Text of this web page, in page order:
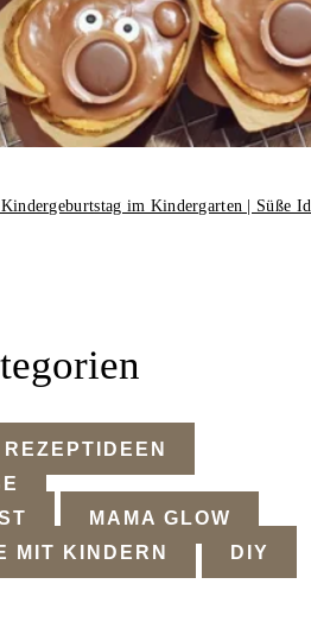
im Kindergarten | Süße
REZEPTIDEEN
MAMA GLOW
MIT KINDERN
DIY